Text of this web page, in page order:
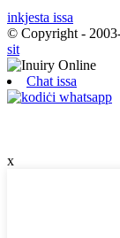
inkjesta issa
© Copyright -
sit
Chat issa
x